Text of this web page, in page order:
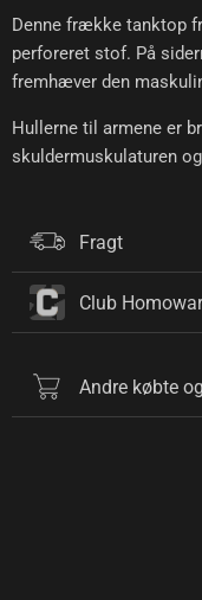
Denne frække tanktop
perforeret stof. På
fremhæver den
Hullerne til armene er
skuldermuskulaturen
Fragt
Club
Andre købte